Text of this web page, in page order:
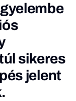
sikeres
jelent